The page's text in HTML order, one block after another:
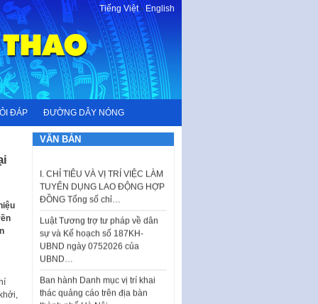
Tiếng Việt-English
ĐÁP ĐƯỜNG DÂY NÓNG
VĂN BẢN
I. CHỈ TIÊU VÀ VỊ TRÍ VIỆC LÀM
ĐỒNG Tổng số chỉ…
Luật Tương trợ tư pháp về dân
sự và Kế hoạch số 187KH-
UBND ngày 0752026 của
UBND…
Ban hành Danh mục vị trí khai
thác quảng cáo trên địa bàn
thành phố Hà Nội
Kế hoạch Tổ chức Cuộc thi